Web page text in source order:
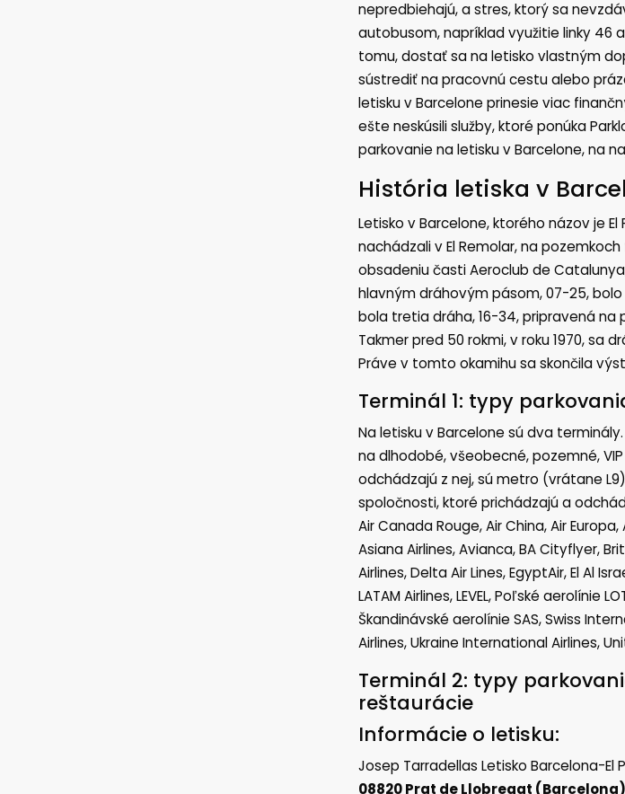
nepredbiehajú, a stres, ktorý sa
autobusom, napríklad využitie linky 46
tomu, dostať sa na letisko vlastným
sústrediť na pracovnú cestu alebo
letisku v Barcelone prinesie viac
ešte neskúsili služby, ktoré ponúka
parkovanie na letisku v Barcelone, na
História letiska v
Letisko v Barcelone, ktorého názov je
nachádzali v El Remolar, na
obsadeniu časti Aeroclub de
hlavným dráhovým pásom, 07-25, bolo
bola tretia dráha, 16-34, pripravená
Takmer pred 50 rokmi, v roku 1970, sa
Práve v tomto okamihu sa skončila
Terminál 1: typy
Na letisku v Barcelone sú dva
na dlhodobé, všeobecné, pozemné,
odchádzajú z nej, sú metro (vrátane
spoločnosti, ktoré prichádzajú a
Air Canada Rouge, Air China, Air
Asiana Airlines, Avianca, BA Cityflyer,
Airlines, Delta Air Lines, EgyptAir, El Al
LATAM Airlines, LEVEL, Poľské aerolínie
Škandinávské aerolínie SAS, Swiss
Airlines, Ukraine International Airlines,
Terminál 2: typy
reštaurácie
Informácie o letisku:
Josep Tarradellas Letisko Barcelona-El
08820 Prat de Llobregat (Barcelona)